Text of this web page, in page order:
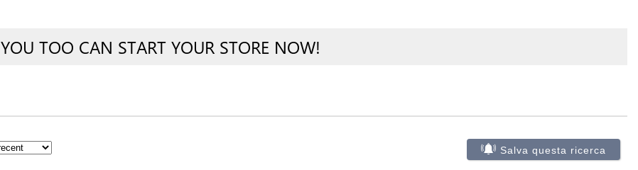
YOU TOO CAN START YOUR STORE NOW!
Salva questa ricerca